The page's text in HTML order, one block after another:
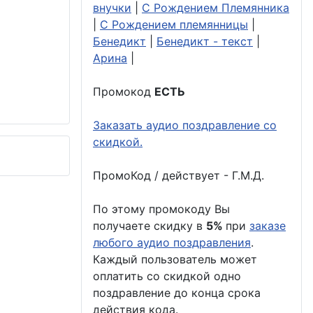
внучки
С Рождением Племянника
С Рождением племянницы
Бенедикт
Бенедикт - текст
Арина
Промокод ЕСТЬ
Заказать аудио поздравление со
скидкой.
ПромоКод / действует - Г.М.Д.
По этому промокоду Вы
получаете скидку в 5% при заказе
любого аудио поздравления.
Каждый пользователь может
оплатить со скидкой одно
поздравление до конца срока
действия кода.